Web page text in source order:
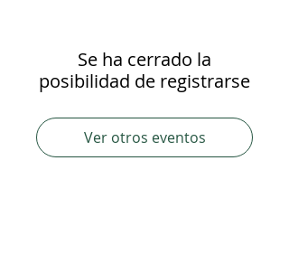
Se ha cerrado la
posibilidad de registrarse
Ver otros eventos